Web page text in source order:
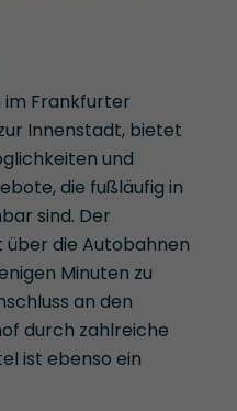
im Frankfurter
Innenstadt, bietet
und
die fußläufig in
sind. Der
die Autobahnen
Minuten zu
an den
durch zahlreiche
ist ebenso ein